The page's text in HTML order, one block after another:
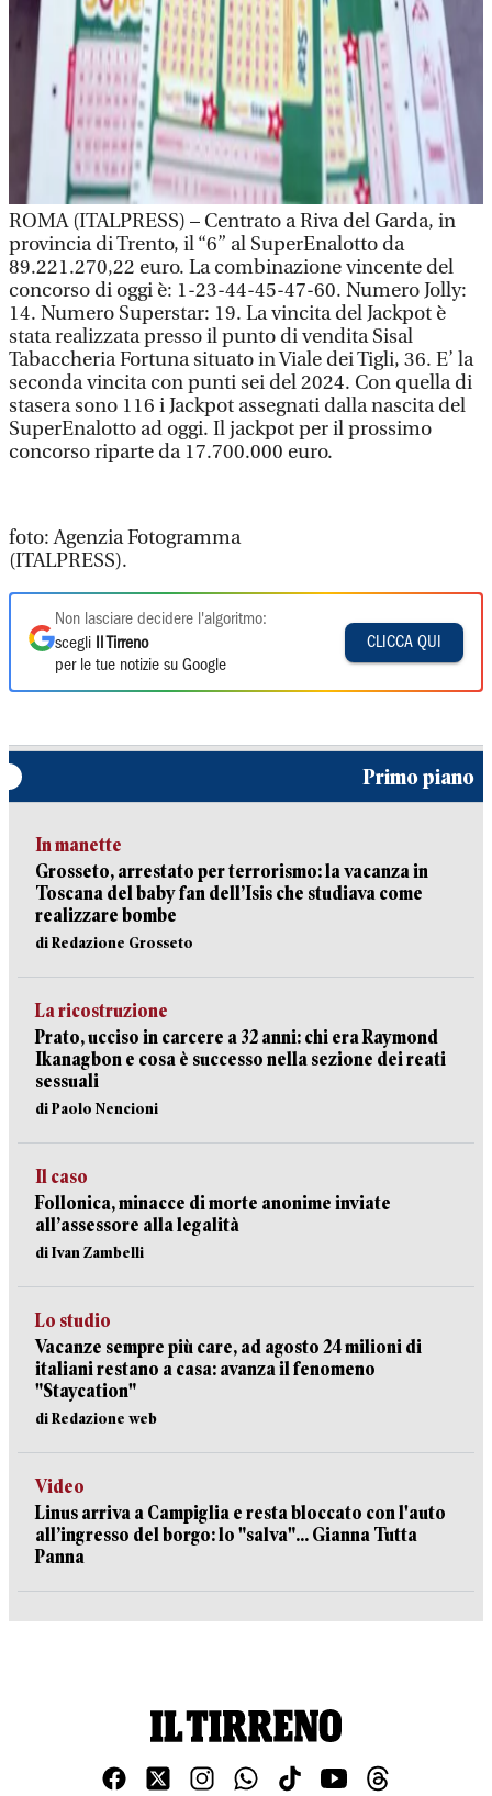
ROMA (ITALPRESS) – Centrato a Riva del Garda, in
provincia di Trento, il “6” al SuperEnalotto da
89.221.270,22 euro. La combinazione vincente del
concorso di oggi è: 1-23-44-45-47-60. Numero Jolly:
14. Numero Superstar: 19. La vincita del Jackpot è
stata realizzata presso il punto di vendita Sisal
Tabaccheria Fortuna situato in Viale dei Tigli, 36. E’ la
seconda vincita con punti sei del 2024. Con quella di
stasera sono 116 i Jackpot assegnati dalla nascita del
SuperEnalotto ad oggi. Il jackpot per il prossimo
concorso riparte da 17.700.000 euro.
foto: Agenzia Fotogramma
(ITALPRESS).
Non lasciare decidere l'algoritmo:
scegli
Il Tirreno
per le tue notizie su Google
CLICCA QUI
Primo piano
In manette
Grosseto, arrestato per terrorismo: la vacanza in
Toscana del baby fan dell’Isis che studiava come
realizzare bombe
di Redazione Grosseto
La ricostruzione
Prato, ucciso in carcere a 32 anni: chi era Raymond
Ikanagbon e cosa è successo nella sezione dei reati
sessuali
di Paolo Nencioni
Il caso
Follonica, minacce di morte anonime inviate
all’assessore alla legalità
di Ivan Zambelli
Lo studio
Vacanze sempre più care, ad agosto 24 milioni di
italiani restano a casa: avanza il fenomeno
"Staycation"
di Redazione web
Video
Linus arriva a Campiglia e resta bloccato con l'auto
all’ingresso del borgo: lo "salva"... Gianna Tutta
Panna